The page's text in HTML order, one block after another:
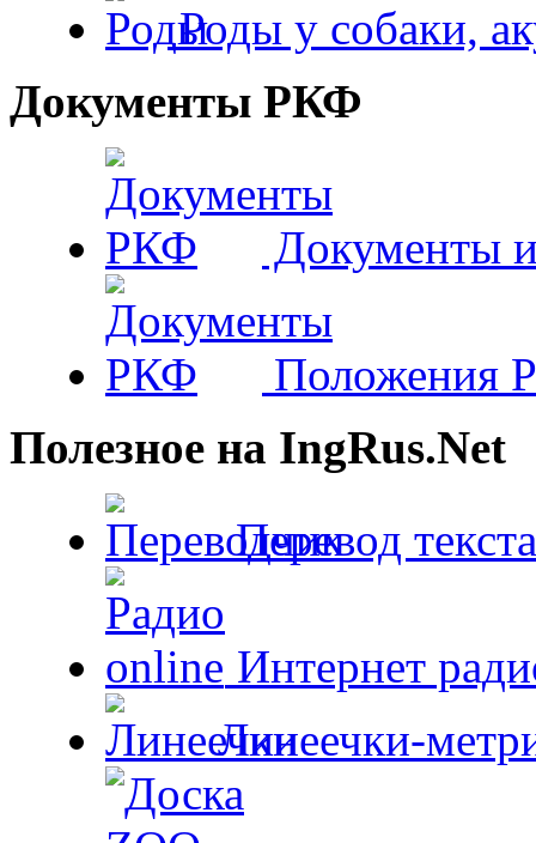
Роды у собаки,
Документы РКФ
Документы
Положения
Полезное на IngRus.Net
Перевод
Интернет
Линеечки-